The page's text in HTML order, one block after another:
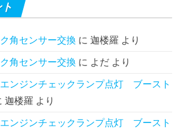
角センサー交換 に 迦楼羅 より
角センサー交換 に よだ より
ンジンチェックランプ点灯 ブースト
迦楼羅 より
ンジンチェックランプ点灯 ブースト